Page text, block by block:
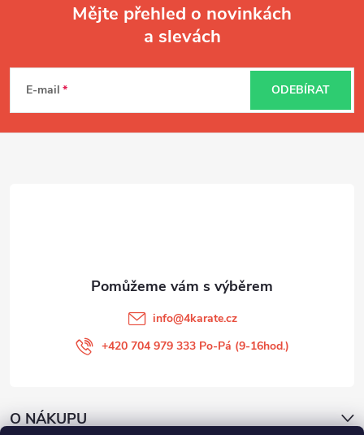
p
Mějte přehled o novinkách
a slevách
E-mail ODEBÍRAT
info@4karate.cz
+420 704 979 333 Po-Pá (9-16hod.)
O NÁKUPU